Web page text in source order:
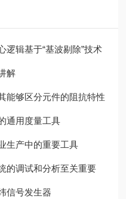
逻辑基于“基波剔除”技术
解
能够区分元件的阻抗特性
通用度量工具
生产中的重要工具
的调试和分析至关重要
信号发生器